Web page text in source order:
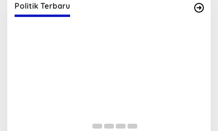
Politik Terbaru
Di Berita, Politik |